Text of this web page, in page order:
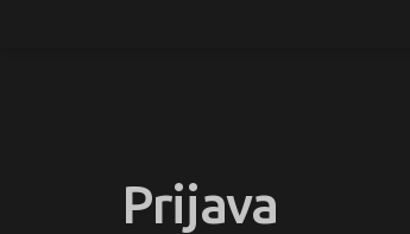
Prijava